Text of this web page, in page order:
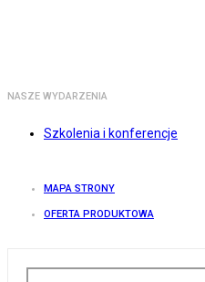
NASZE WYDARZENIA
Szkolenia i konferencje
MAPA STRONY
OFERTA PRODUKTOWA